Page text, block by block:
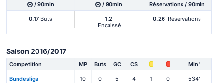
/ 90min / 90min Réservations / 90min
0.17 Buts
1.2
Encaissé
0.26 Réservations
Saison 2016/2017
Competition MP Buts GC CS Min'
Bundesliga 10 0 5 4 1 0 534'